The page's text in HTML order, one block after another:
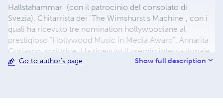
Hallstahammar" (con il patrocinio del consolato di
Svezia). Chitarrista dei "The Wimshurst's Machine", con i
quali ha ricevuto tre nomination hollywoodiane al
prestigioso "Hollywood Music in Media Award". Annarita
Coriasco, scrittrice. Ha ricevuto il premio internazionale
"Jean Monnet" ((con il patrocinio della presidenza della
Go to author's page Show full description